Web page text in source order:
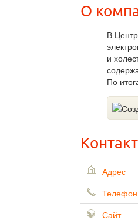
О
В
и
По
Адрес
Телефон
Сайт